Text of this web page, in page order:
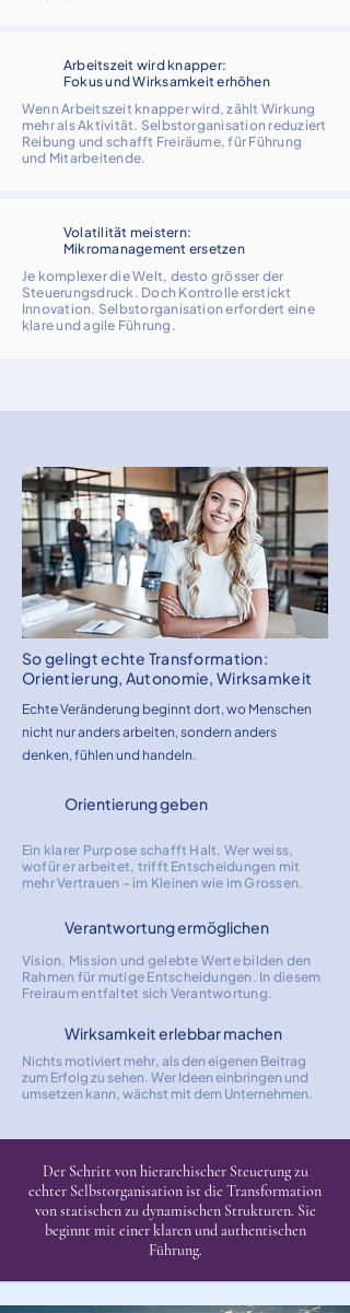
Arbeitszeit wird knapper:
Fokus und Wirksamkeit erhöhen
Wenn Arbeitszeit knapper wird, zählt Wirkung
mehr als Aktivität. Selbstorganisation reduziert
Reibung und schafft Freiräume, für Führung
und Mitarbeitende.
Volatilität meistern:
Mikromanagement ersetzen
Je komplexer die Welt, desto grösser der
Steuerungsdruck. Doch Kontrolle erstickt
Innovation. Selbstorganisation erfordert eine
klare und agile Führung.
So gelingt echte Transformation:
Orientierung, Autonomie, Wirksamkeit
Echte Veränderung beginnt dort, wo Menschen
nicht nur anders arbeiten, sondern anders
denken, fühlen und handeln.
Orientierung geben
Ein klarer Purpose schafft Halt. Wer weiss,
wofür er arbeitet, trifft Entscheidungen mit
mehr Vertrauen – im Kleinen wie im Grossen.
Verantwortung ermöglichen
Vision, Mission und gelebte Werte bilden den
Rahmen für mutige Entscheidungen. In diesem
Freiraum entfaltet sich Verantwortung.
Wirksamkeit erlebbar machen
Nichts motiviert mehr, als den eigenen Beitrag
zum Erfolg zu sehen. Wer Ideen einbringen und
umsetzen kann, wächst mit dem Unternehmen.
Der Schritt von hierarchischer Steuerung zu
echter Selbstorganisation ist die Transformation
von statischen zu dynamischen Strukturen. Sie
beginnt mit einer klaren und authentischen
Führung.